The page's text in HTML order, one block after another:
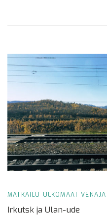
MATKAILU ULKOMAAT VENÄJÄ
Irkutsk ja Ulan-ude